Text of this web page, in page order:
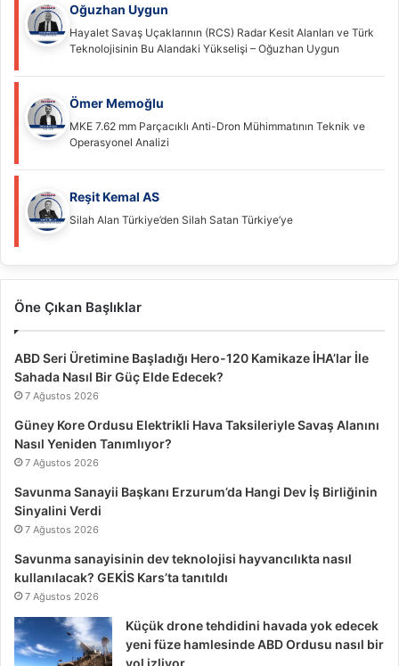
Oğuzhan Uygun
Hayalet Savaş Uçaklarının (RCS) Radar Kesit Alanları ve Türk
Teknolojisinin Bu Alandaki Yükselişi – Oğuzhan Uygun
Ömer Memoğlu
MKE 7.62 mm Parçacıklı Anti-Dron Mühimmatının Teknik ve
Operasyonel Analizi
Reşit Kemal AS
Silah Alan Türkiye’den Silah Satan Türkiye’ye
Öne Çıkan Başlıklar
ABD Seri Üretimine Başladığı Hero-120 Kamikaze İHA’lar İle
Sahada Nasıl Bir Güç Elde Edecek?
7 Ağustos 2026
Güney Kore Ordusu Elektrikli Hava Taksileriyle Savaş Alanını
Nasıl Yeniden Tanımlıyor?
7 Ağustos 2026
Savunma Sanayii Başkanı Erzurum’da Hangi Dev İş Birliğinin
Sinyalini Verdi
7 Ağustos 2026
Savunma sanayisinin dev teknolojisi hayvancılıkta nasıl
kullanılacak? GEKİS Kars’ta tanıtıldı
7 Ağustos 2026
Küçük drone tehdidini havada yok edecek
yeni füze hamlesinde ABD Ordusu nasıl bir
yol izliyor